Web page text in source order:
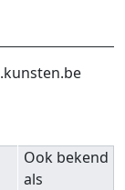
Ook bekend
als